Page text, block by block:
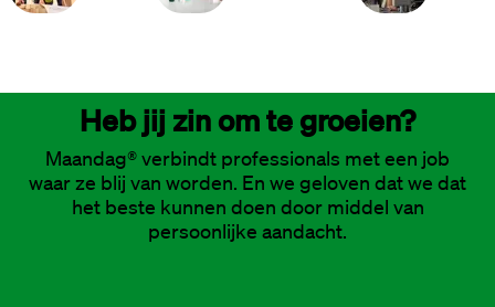
Heb jij zin om te groeien?
Maandag® verbindt professionals met een job
waar ze blij van worden. En we geloven dat we dat
het beste kunnen doen door middel van
persoonlijke aandacht.